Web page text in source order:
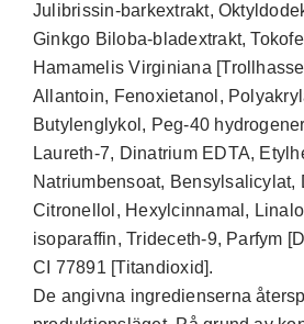
Julibrissin-barkextrakt,
Ginkgo Biloba-bladextrakt,
Hamamelis Virginiana
Allantoin, Fenoxietanol,
Butylenglykol, Peg-40
Laureth-7, Dinatrium EDTA,
Natriumbensoat, Bensylsalicylat,
Citronellol, Hexylcinnamal,
isoparaffin, Trideceth-9, Parfym
CI 77891 [Titandioxid].
De angivna ingredienserna